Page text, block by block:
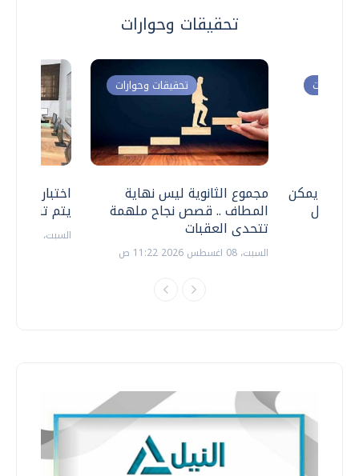
تحقيقات وحوارات
اختبارات
يتم
السبت، 18 يوليو 2026 09:22 ص
تحقيقات وحوارات
مجموع الثانوية ليس نهاية
المطاف .. قصص نجاح ملهمة
تتحدى العقبات
السبت، 08 اغسطس 2026 11:22 ص
وحوارات
.. هل يمكن
نتعامل